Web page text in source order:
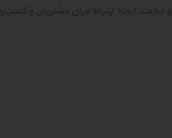
نیازمند ایجاد ارتباط میان مشتریان و